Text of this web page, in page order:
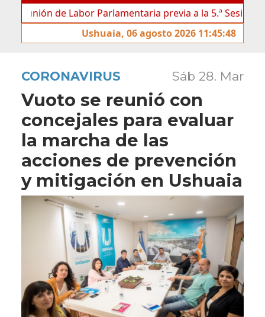
de Labor Parlamentaria previa a la 5.ª Sesión
Ushuaia, 06 agosto 2026 11:45:48
CORONAVIRUS Sáb 28. Mar
Vuoto se reunió con
concejales para evaluar
la marcha de las
acciones de prevención
y mitigación en Ushuaia